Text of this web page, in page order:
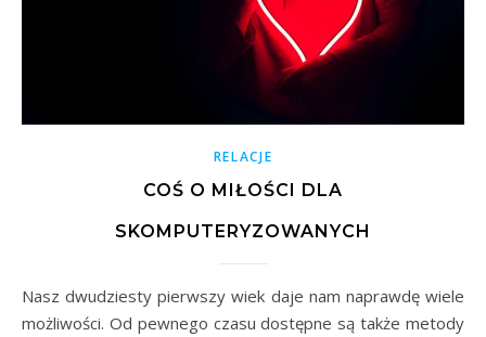
RELACJE
COŚ O MIŁOŚCI DLA
SKOMPUTERYZOWANYCH
Nasz dwudziesty pierwszy wiek daje nam naprawdę wiele
możliwości. Od pewnego czasu dostępne są także metody